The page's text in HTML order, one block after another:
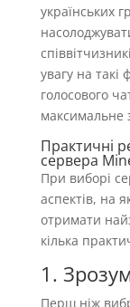
українських
увагу на такі
голосового
максимальне
Практичні
сервера
При виборі
аспектів, на
отримати
кілька
1.
Перш ніж